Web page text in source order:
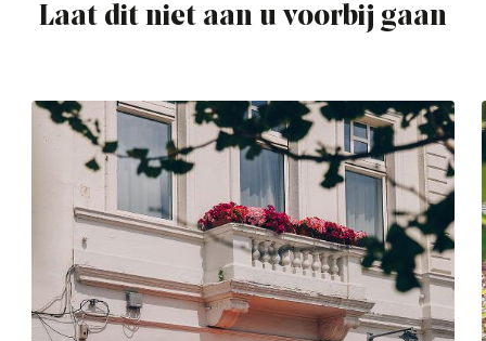
Laat dit niet aan u voorbij gaan